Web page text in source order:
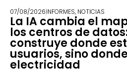
07/08/2026INFORMES, NOTICIAS
La IA cambia el
los centros de
construye donde
usuarios, sino
electricidad